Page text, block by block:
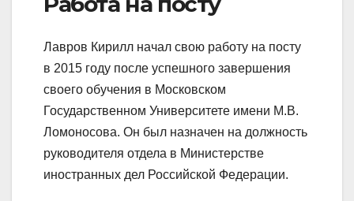
Лавров Кирилл начал свою работу на посту
в 2015 году после успешного завершения
своего обучения в Московском
Государственном Университете имени М.В.
Ломоносова. Он был назначен на должность
руководителя отдела в Министерстве
иностранных дел Российской Федерации.